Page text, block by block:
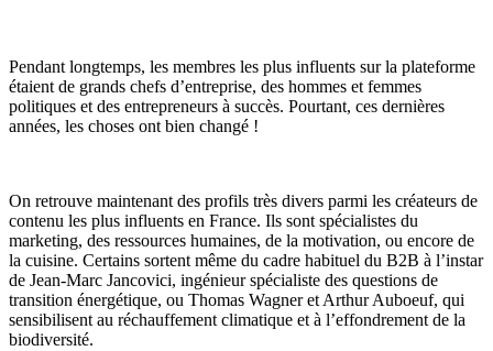
Pendant longtemps, les membres les plus influents sur la plateforme
étaient de grands chefs d’entreprise, des hommes et femmes
politiques et des entrepreneurs à succès. Pourtant, ces dernières
années, les choses ont bien changé !
On retrouve maintenant des profils très divers parmi les créateurs de
contenu les plus influents en France. Ils sont spécialistes du
marketing, des ressources humaines, de la motivation, ou encore de
la cuisine. Certains sortent même du cadre habituel du B2B à l’instar
de Jean-Marc Jancovici, ingénieur spécialiste des questions de
transition énergétique, ou Thomas Wagner et Arthur Auboeuf, qui
sensibilisent au réchauffement climatique et à l’effondrement de la
biodiversité.